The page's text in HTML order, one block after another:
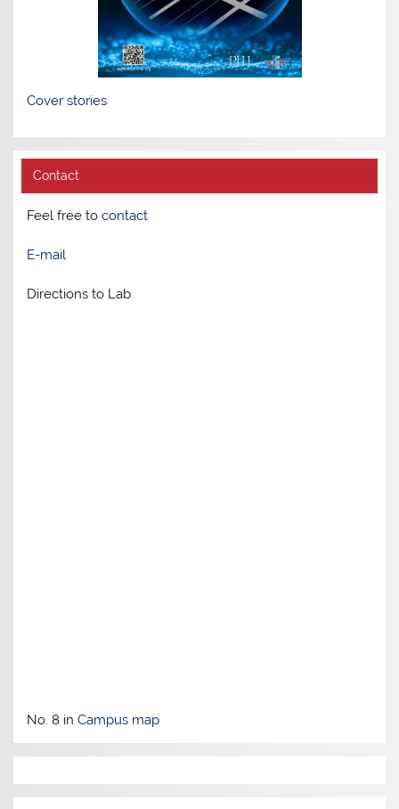
Cover stories
Contact
Feel free tocontact
E-mail
Directions to Lab
No. 8 inCampus map